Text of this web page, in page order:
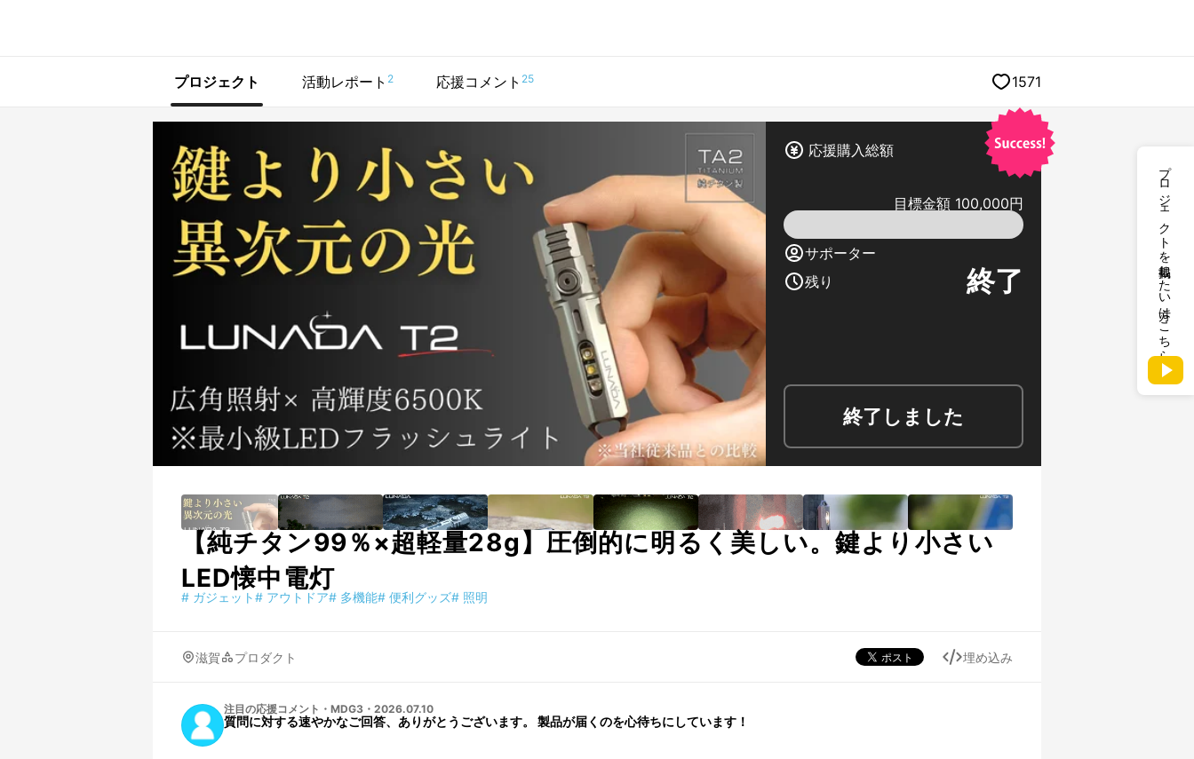
プロジェクトを掲載したい方はこちら
プロジェクト 活動レポート 2 応援コメント 25 1571
応援購入総額
目標金額 100,000円
サポーター
残り
終了
終了しました
【純チタン99％×超軽量28g】圧倒的に明るく美しい。鍵より小さい
LED懐中電灯
# ガジェット# アウトドア# 多機能# 便利グッズ# 照明
滋賀 プロダクト 埋め込み
注目の応援コメント ・ MDG3 ・ 2026.07.10
質問に対する速やかなご回答、ありがとうございます。 製品が届くのを心待ちにしています！